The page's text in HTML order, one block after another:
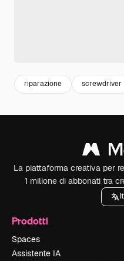
riparazione screwdriver
La piattaforma creativa per
1 milione di abbonati tra
Prodotti
Spaces
Assistente IA